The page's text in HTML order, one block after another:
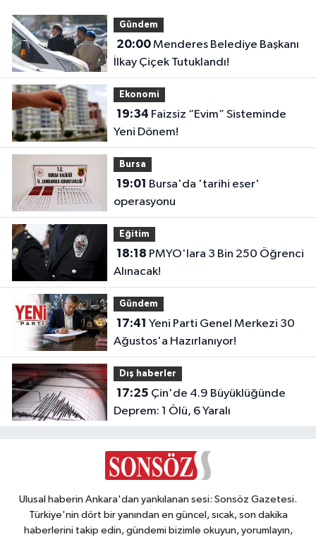
Gündem
20:00Menderes Belediye Başkanı
İlkay Çiçek Tutuklandı!
Ekonomi
19:34
Yeni Dönem!
Bursa
19:01
operasyonu
Eğitim
18:18
Alınacak!
Gündem
17:41
Ağustos'a Hazırlanıyor!
Dış haberler
17:25
Deprem: 1 Ölü, 6 Yaralı
Ulusal haberin Ankara'dan yankılanan sesi: Sonsöz Gazetesi.
Türkiye'nin dört bir yanından en güncel, sıcak, son dakika
haberlerini takip edin, gündemi bizimle okuyun, yorumlayın,